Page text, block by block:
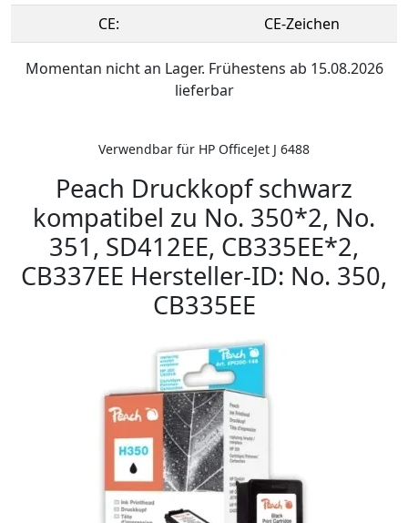
CE:
CE-Zeichen
Momentan nicht an Lager. Frühestens ab 15.08.2026
lieferbar
Verwendbar für HP OfficeJet J 6488
Peach Druckkopf schwarz
kompatibel zu No. 350*2, No.
351, SD412EE, CB335EE*2,
CB337EE Hersteller-ID: No. 350,
CB335EE